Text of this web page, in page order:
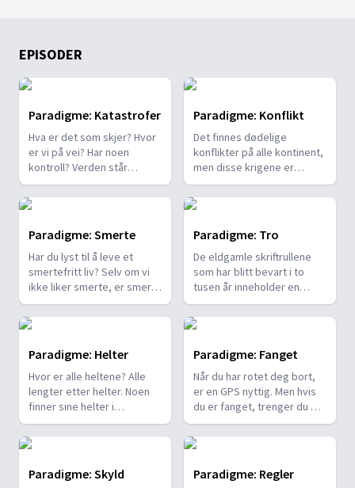
EPISODER
Paradigme: Katastrofer
Hva er det som skjer? Hvor
er vi på vei? Har noen
kontroll? Verden står
overfor store sosiale,
miljømessige og
økonomiske utfordringer.
Paradigme: Konflikt
Det finnes dødelige
konflikter på alle kontinent,
men disse krigene er
forårsaket av en større
kamp om makt. Paradigme:
Konflikt viser hvilken rolle
sladder har i å skape
konflikt. Vi blir også med til
en messe for
robotprodusenter i Sør
Korea for å finne mening
med livet. Ta deg tid til å se
forbi konfliktene, for å finne
mening i det store bildet.
Paradigme: Smerte
Har du lyst til å leve et
smertefritt liv? Selv om vi
ikke liker smerte, er smerte
en viktig del av livet. Likevel
stiller vi spørsmål om
hvorfor det finnes så mye
lidelse. Vi lurer på ting som:
Hvorfor må gode
mennesker lide? Hvordan
kan en god Gud tillate så
mye ondt?
Paradigme: Tro
De eldgamle skriftrullene
som har blitt bevart i to
tusen år inneholder en
tekst som plasserer vår
verden midt i en kosmisk
konflikt. I dette
programmet ser vi etter
noe som kan bekrefte om
disse tekstene er til å stole
på. Bli med til Italias vakre
Valdenserdal,
Qumranhulene i Israel og
hør historien til en mann
som holdt ut intens tortur
for sin tro på det disse
gamle tekstene inneholder.
Paradigme: Helter
Hvor er alle heltene? Alle
lengter etter helter. Noen
finner sine helter i
tegneserer, andre blant
kjendisene. Paradigme:
Helter utforsker temaet på
den gigantiske messen
Comic-Con i San Diego, i et
Paradigme: Fanget
Når du har rotet deg bort,
er en GPS nyttig. Men hvis
du er fanget, trenger du en
redningsplan. Den britiske
seileren Tony Bullimore og
to gruvearbeidere fra
Tasmania forteller om
redningsaksjonene som
Paradigme: Skyld Paradigme: Regler